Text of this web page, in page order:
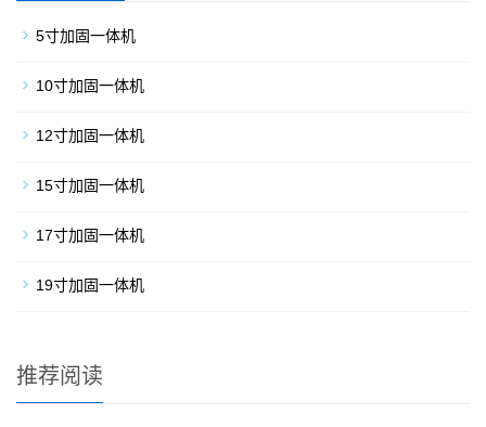
5寸加固一体机
10寸加固一体机
12寸加固一体机
15寸加固一体机
17寸加固一体机
19寸加固一体机
推荐阅读